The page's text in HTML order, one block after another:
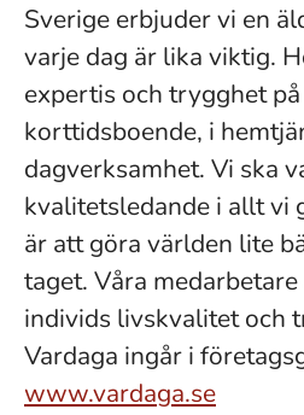
Sverige erbjuder vi en
varje dag är lika viktig.
expertis och trygghet
korttidsboende, i
dagverksamhet. Vi ska
kvalitetsledande i allt vi
är att göra världen lite
taget. Våra
individs livskvalitet och
Vardaga ingår i
www.vardaga.se